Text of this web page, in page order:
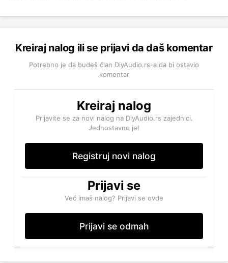
Kreiraj nalog ili se prijavi da daš komentar
Potrebno je da budeš član DiyAudio.rs-a da bi ostavio
komentar
Kreiraj nalog
Prijavite se za novi nalog na DiyAudio.rs zajednici.
Jednostavno je!
Registruj novi nalog
Prijavi se
Već imaš nalog? Prijavi se ovde
Prijavi se odmah